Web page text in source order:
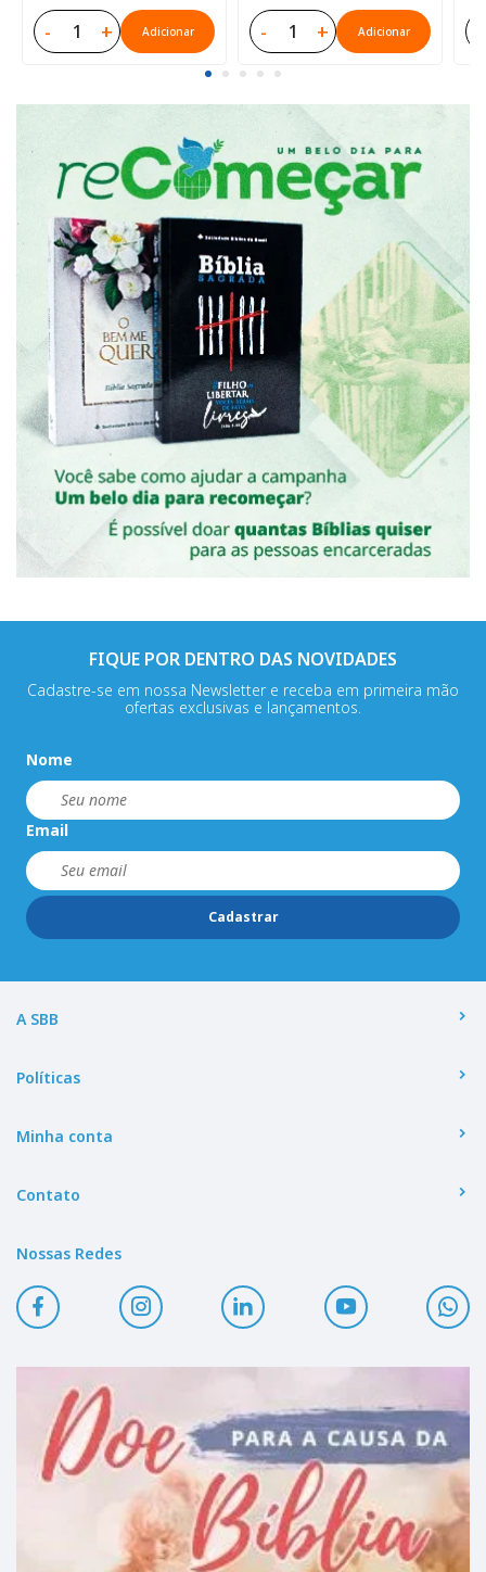
- + Adicionar - + Adicionar
FIQUE POR DENTRO DAS NOVIDADES
Cadastre-se em nossa Newsletter e receba em primeira mão
ofertas exclusivas e lançamentos.
Nome
Email
Cadastrar
A SBB
Políticas
Minha conta
Contato
Nossas Redes